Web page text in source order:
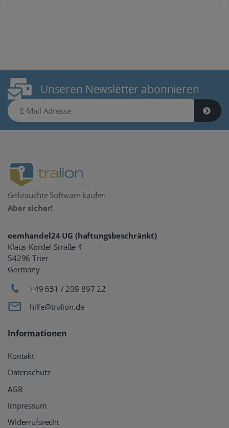
Unseren Newsletter abonnieren
E-Mail Adresse
Gebrauchte Software kaufen
Aber sicher!
oemhandel24 UG (haftungsbeschränkt)
Klaus-Kordel-Straße 4
54296 Trier
Germany
+49 651 / 209 897 22
hilfe@tralion.de
Informationen
Kontakt
Datenschutz
AGB
Impressum
Widerrufsrecht